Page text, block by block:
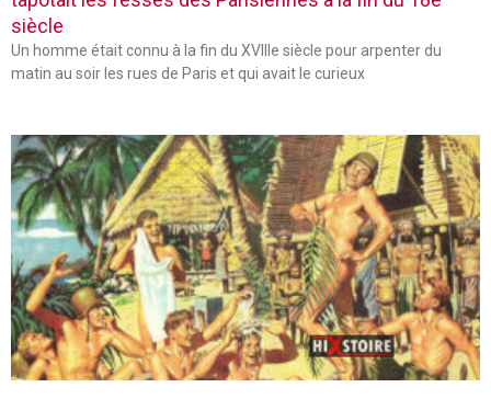
siècle
Un homme était connu à la fin du XVIIIe siècle pour arpenter du
matin au soir les rues de Paris et qui avait le curieux